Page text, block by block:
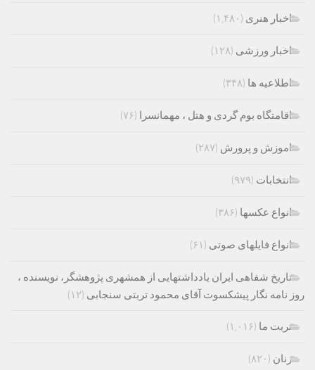
اخبار هنری (۱,۴۸۰)
اخبار ورزشی (۱۲۸)
اطلاعیه ها (۳۴۸)
اقامتگاه بوم گردی و هتل ، مهمانسرا (۷۶)
اموزش و پرورش (۲۸۷)
انتخابات (۹۷۹)
انواع عکسها (۳۸۶)
انواع فایلهای صوتی (۶۱)
تاریخ شفاهی ایران یادداشتهایی از همشهری پژوهشگر، نویسنده ،
روز نامه نگار پیشکسوت آقای محمود تربتی سنجابی (۱۲)
تربت ما (۱,۰۱۶)
زنان (۸۲۰)